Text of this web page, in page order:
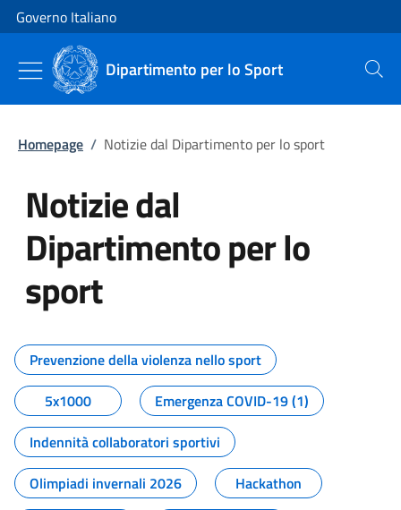
Vai al contenuto
Vai alla navigazione del sito
Governo Italiano
Dipartimento per lo Sport Cerca
Homepage / Notizie dal Dipartimento per lo sport
Notizie dal
Dipartimento per lo
sport
Tutti i contenuti della pagina
Prevenzione della violenza nello sport
5x1000
Emergenza COVID-19 (1)
Indennità collaboratori sportivi
Olimpiadi invernali 2026
Hackathon